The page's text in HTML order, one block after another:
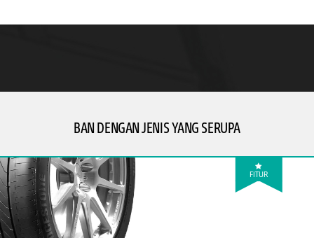
BAN DENGAN JENIS YANG SERUPA
FITUR